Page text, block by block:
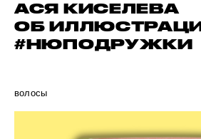
АСЯ КИСЕЛЕВА
ОБ
#НЮПОДРУЖКИ
волосы